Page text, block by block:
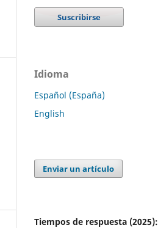
Idioma
Español (España)
English
Enviar un artículo
Tiempos de respuesta (2025):